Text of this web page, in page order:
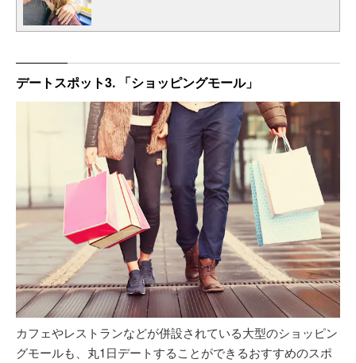
デートスポット3. 「ショッピングモール」
カフェやレストランなどが併設されている大型のショッピン
グモールも、丸1日デートすることができるおすすめのスポ